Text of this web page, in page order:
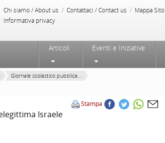
Chi siamo / About us / Contattaci / Contact us / Mappa Sito
Informativa privacy
Articoli Eventi e Iniziative
Giornale scolastico pubblica...
Stampa
Israele